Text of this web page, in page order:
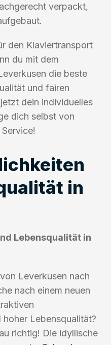
verpackt,
den Klaviertransport
du mit dem
die beste
und fairen
dein individuelles
dich selbst von
in
Lebensqualität in
Leverkusen nach
nach einem neuen
Lebensqualität?
richtig! Die idyllische